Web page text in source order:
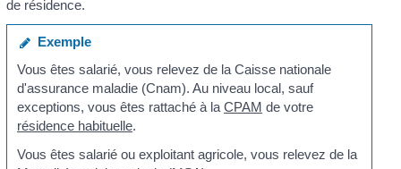
de résidence.
Exemple
Vous êtes salarié, vous relevez de la Caisse nationale
d'assurance maladie (Cnam). Au niveau local, sauf
exceptions, vous êtes rattaché à laCPAM de votre
résidence habituelle.
Vous êtes salarié ou exploitant agricole, vous relevez de la